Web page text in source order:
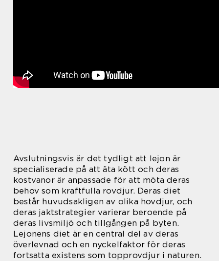
Avslutningsvis är det tydligt att lejon är
specialiserade på att äta kött och deras
kostvanor är anpassade för att möta deras
behov som kraftfulla rovdjur. Deras diet
består huvudsakligen av olika hovdjur, och
deras jaktstrategier varierar beroende på
deras livsmiljö och tillgången på byten.
Lejonens diet är en central del av deras
överlevnad och en nyckelfaktor för deras
fortsatta existens som topprovdjur i naturen.